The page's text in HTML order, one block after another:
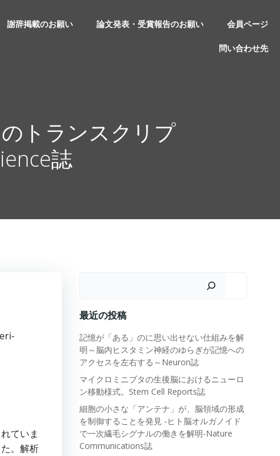
謝辞掲載のお願い 論文発表・受賞報告のお願い 会員ページ
問い合わせ先
トランスクリプ
誌
ていま
。解析
最近の投稿
記憶が「ある」のに思い出せない仕組みを解
明～脳内ヒスタミン神経のゆらぎが記憶への
アクセスを左右する～Neuron誌
マイクロミニブタの生後脳におけるニューロ
ン移動様式。Stem Cell Reports誌
細胞の小さな「アンテナ」が、脳領域の形成
を制御することを発見 -ヒト脳オルガノイド
で一次繊毛シグナルの働きを解明-Nature
Communications誌